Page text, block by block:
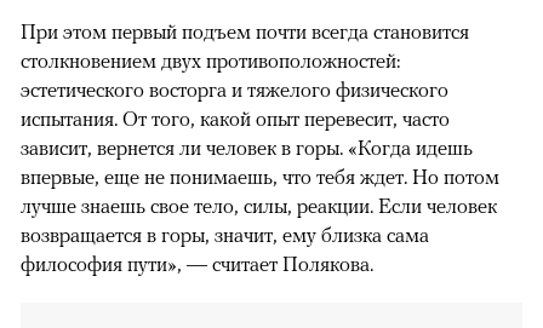
При этом первый подъем почти всегда становится
столкновением двух противоположностей:
эстетического восторга и тяжелого физического
испытания. От того, какой опыт перевесит, часто
зависит, вернется ли человек в горы. «Когда идешь
впервые, еще не понимаешь, что тебя ждет. Но потом
лучше знаешь свое тело, силы, реакции. Если человек
возвращается в горы, значит, ему близка сама
философия пути», — считает Полякова.